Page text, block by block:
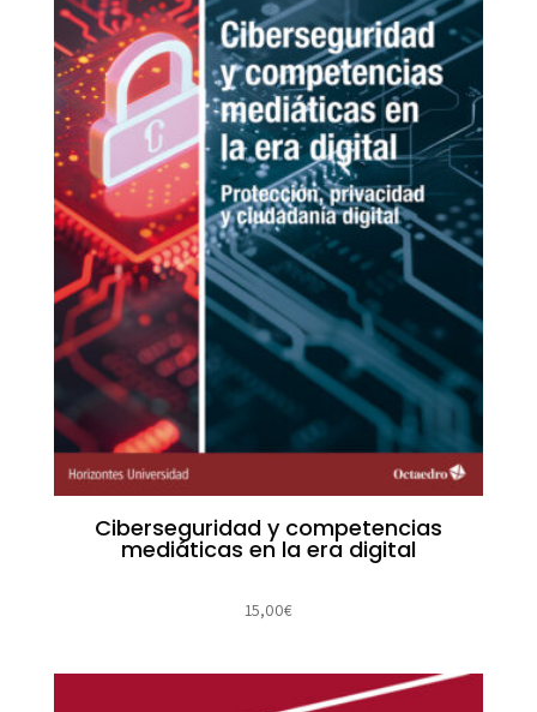
Ciberseguridad y competencias
mediáticas en la era digital
15,00€